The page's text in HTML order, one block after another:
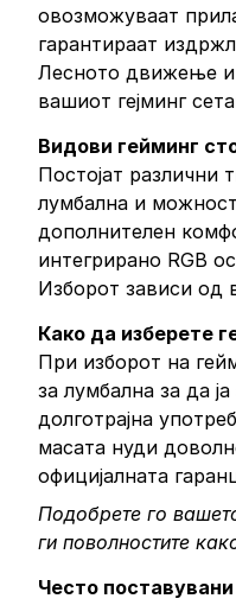
овозможуваат
гарантираат
Лесното движење и
вашиот гејминг
Видови гейминг
Постојат различни
лумбална и
дополнителен
интегрирано RGB
Изборот зависи од
Како да изберете
При изборот на
за лумбална за да
долготрајна
масата нуди
официјалната
Подобрете го
ги поволностите
Често